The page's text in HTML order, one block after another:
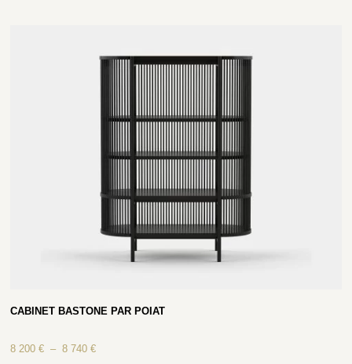
CABINET BASTONE PAR POIAT
8 200€ – 8 740€